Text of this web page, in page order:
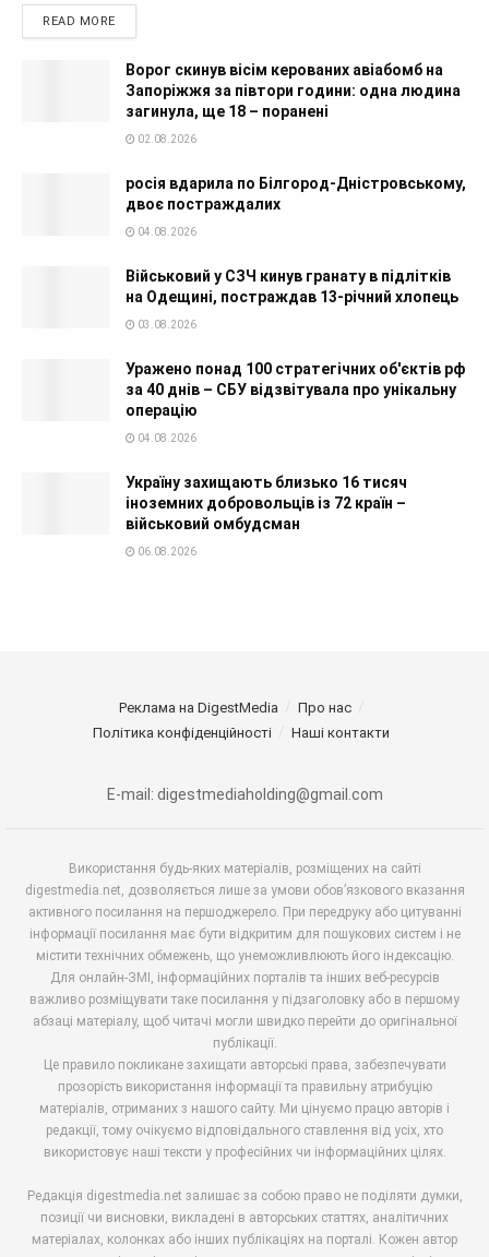
READ MORE
Ворог скинув вісім керованих авіабомб на
Запоріжжя за півтори години: одна людина
загинула, ще 18 – поранені
02.08.2026
росія вдарила по Білгород-Дністровському,
двоє постраждалих
04.08.2026
Військовий у СЗЧ кинув гранату в підлітків
на Одещині, постраждав 13-річний хлопець
03.08.2026
Уражено понад 100 стратегічних об'єктів рф
за 40 днів – СБУ відзвітувала про унікальну
операцію
04.08.2026
Україну захищають близько 16 тисяч
іноземних добровольців із 72 країн –
військовий омбудсман
06.08.2026
Реклама на DigestMedia
Про нас
Політика конфіденційності
Наші контакти
E-mail: digestmediaholding@gmail.com
Використання будь-яких матеріалів, розміщених на сайті
digestmedia.net, дозволяється лише за умови обов’язкового вказання
активного посилання на першоджерело. При передруку або цитуванні
інформації посилання має бути відкритим для пошукових систем і не
містити технічних обмежень, що унеможливлюють його індексацію.
Для онлайн-ЗМІ, інформаційних порталів та інших веб-ресурсів
важливо розміщувати таке посилання у підзаголовку або в першому
абзаці матеріалу, щоб читачі могли швидко перейти до оригінальної
публікації.
Це правило покликане захищати авторські права, забезпечувати
прозорість використання інформації та правильну атрибуцію
матеріалів, отриманих з нашого сайту. Ми цінуємо працю авторів і
редакції, тому очікуємо відповідального ставлення від усіх, хто
використовує наші тексти у професійних чи інформаційних цілях.
Редакція digestmedia.net залишає за собою право не поділяти думки,
позиції чи висновки, викладені в авторських статтях, аналітичних
матеріалах, колонках або інших публікаціях на порталі. Кожен автор